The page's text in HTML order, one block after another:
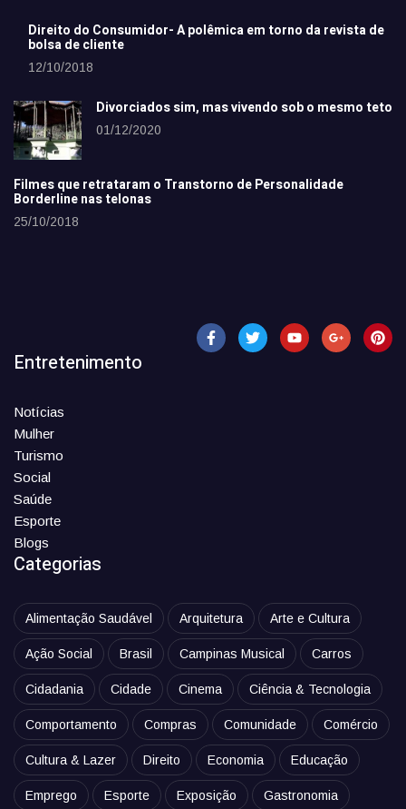
Direito do Consumidor- A polêmica em torno da revista de
bolsa de cliente
12/10/2018
Divorciados sim, mas vivendo sob o mesmo teto
01/12/2020
Filmes que retrataram o Transtorno de Personalidade
Borderline nas telonas
25/10/2018
Entretenimento
Notícias
Mulher
Turismo
Social
Saúde
Esporte
Blogs
Categorias
Alimentação Saudável Arquitetura Arte e Cultura
Ação Social Brasil Campinas Musical Carros
Cidadania Cidade Cinema Ciência & Tecnologia
Comportamento Compras Comunidade Comércio
Cultura & Lazer Direito Economia Educação
Emprego Esporte Exposição Gastronomia